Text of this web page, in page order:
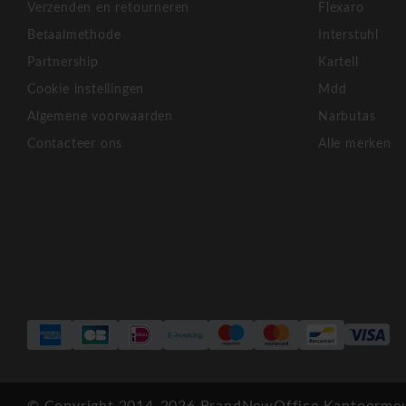
Verzenden en retourneren
Betaalmethode
Partnership
Cookie instellingen
Algemene voorwaarden
Contacteer ons
Flexaro
Interstuhl
Kartell
Mdd
Narbutas
Alle merken